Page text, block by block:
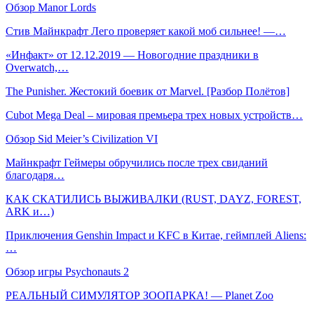
Обзор Manor Lords
Стив Майнкрафт Лего проверяет какой моб сильнее! —…
«Инфакт» от 12.12.2019 — Новогодние праздники в
Overwatch,…
The Punisher. Жестокий боевик от Marvel. [Разбор Полётов]
Cubot Mega Deal – мировая премьера трех новых устройств…
Обзор Sid Meier’s Civilization VI
Майнкрафт Геймеры обручились после трех свиданий
благодаря…
КАК СКАТИЛИСЬ ВЫЖИВАЛКИ (RUST, DAYZ, FOREST,
ARK и…)
Приключения Genshin Impact и KFC в Китае, геймплей Aliens:
…
Обзор игры Psychonauts 2
РЕАЛЬНЫЙ СИМУЛЯТОР ЗООПАРКА! — Planet Zoo